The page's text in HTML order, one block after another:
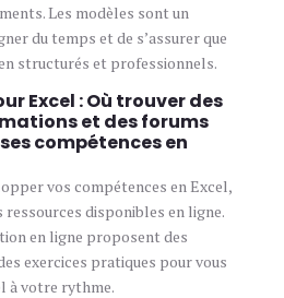
Les modèles sont un
du temps et de s’assurer que
structurés et professionnels.
Excel : Où trouver des
et des forums
compétences en
vos compétences en Excel,
ressources disponibles en ligne.
en ligne proposent des
exercices pratiques pour vous
à votre rythme.